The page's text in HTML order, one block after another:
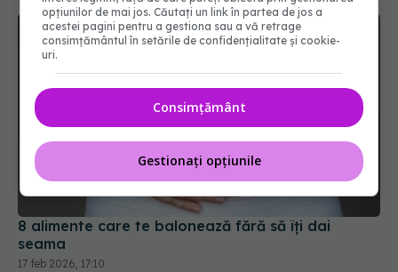
8 alimente care te balonează fără să îți dai
seama
17 feb 2026, 17:10
opțiunilor de mai jos. Căutați un link în partea de jos a
acestei pagini pentru a gestiona sau a vă retrage
consimțământul în setările de confidențialitate și cookie-
uri.
Consimțământ
Gestionați opțiunile